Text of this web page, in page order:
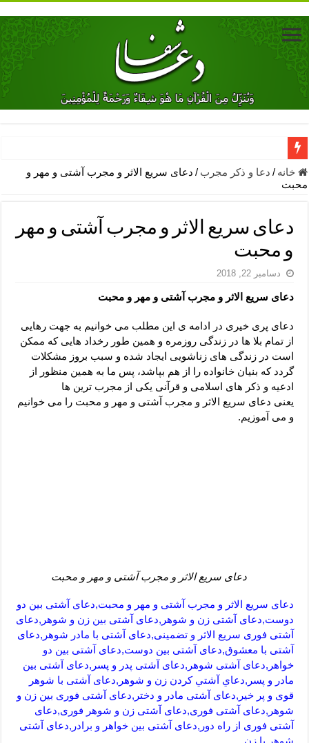
دعای جلب محبت فوری معشوق – دعای جلب محبت شوهر
معجزات دعای یا من اظهر الجمیل – دعای یا من اظهر الجمیل برای
مهم ترین اذکار الهی و فضیلت آن ها – ذکر مخصوص مستجاب الدعوه
دعا برای ترس بچه ها در خواب – دعای ترس و بی خوابی کودکان
نماز حاجت برای کار گشایی- دعای رفع مشکلات و طلب حاجت
لا حول ولا قوة الا بالله برای چشم زخم – دعای چشم زخم ماشاالله
دعای قوی رفع ترس – دعای مجرب برای آرامش قلب و رفع اضطراب
دعا برای پولدار شدن در یک روز – دعای ثروت حضرت سلیمان
خانه / دعا و ذکر مجرب / دعای سریع الاثر و مجرب آشتی و مهر و
محبت
دعای سریع الاثر و مجرب آشتی و مهر
و محبت
دسامبر 22, 2018
دعای سریع الاثر و مجرب آشتی و مهر و محبت
دعای پری خیری در ادامه ی این مطلب می خوانیم به جهت رهایی
از تمام بلا ها در زندگی روزمره و همین طور رخداد هایی که ممکن
است در زندگی های زناشویی ایجاد شده و سبب بروز مشکلات
گردد که بنیان خانواده را از هم بپاشد، پس ما به همین منظور از
ادعیه و ذکر های اسلامی و قرآنی یکی از مجرب ترین ها
یعنی دعای سریع الاثر و مجرب آشتی و مهر و محبت را می خوانیم
و می آموزیم.
دعای سریع الاثر و مجرب آشتی و مهر و محبت
دعای سریع الاثر و مجرب آشتی و مهر و محبت,دعای آشتی بین دو
دوست,دعای آشتی زن و شوهر,دعای آشتی بین زن و شوهر,دعای
آشتی فوری سریع الاثر و تضمینی,دعای آشتی با مادر شوهر,دعای
آشتی با معشوق,دعای آشتی بین دوست,دعای آشتی بین دو
خواهر,دعای آشتی شوهر,دعای آشتی پدر و پسر,دعای آشتی بین
مادر و پسر,دعاي آشتي كردن زن و شوهر,دعای آشتی با شوهر
قوی و پر خیر,دعای آشتی مادر و دختر,دعای آشتی فوری بین زن و
شوهر,دعای آشتی فوری,دعای آشتی زن و شوهر فوری,دعای
آشتی فوری از راه دور,دعای آشتی بین خواهر و برادر,دعای آشتی
شوهر با زن,